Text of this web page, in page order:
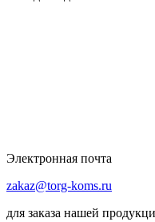
Электронная почта
zakaz@torg-koms.ru
для заказа нашей